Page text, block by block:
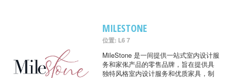
MILESTONE
位置: L6 7
MileStone 是一间提供一站式室内设计服
务和家俬产品的零售品牌，旨在提供具
独特风格室内设计服务和优质家具，制